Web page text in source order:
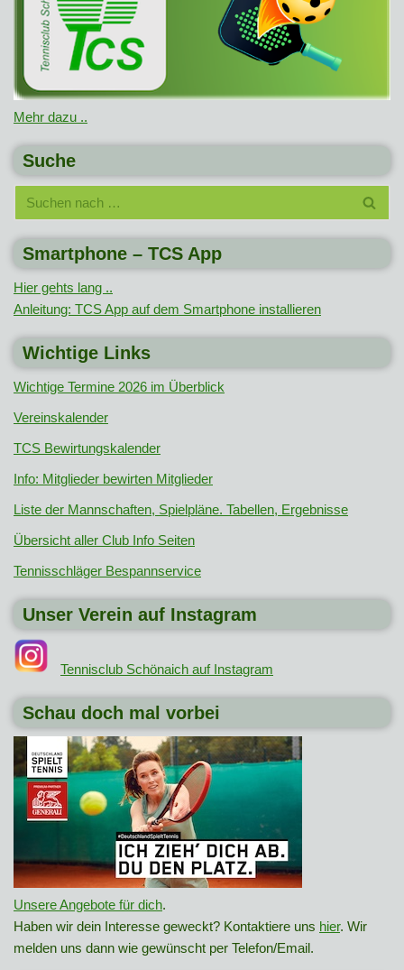
Mehr dazu ..
Suche
Smartphone – TCS App
Hier gehts lang ..
Anleitung: TCS App auf dem Smartphone installieren
Wichtige Links
Wichtige Termine 2026 im Überblick
Vereinskalender
TCS Bewirtungskalender
Info: Mitglieder bewirten Mitglieder
Liste der Mannschaften, Spielpläne. Tabellen, Ergebnisse
Übersicht aller Club Info Seiten
Tennisschläger Bespannservice
Unser Verein auf Instagram
Tennisclub Schönaich auf Instagram
Schau doch mal vorbei
Unsere Angebote für dich.
Haben wir dein Interesse geweckt? Kontaktiere uns hier. Wir
melden uns dann wie gewünscht per Telefon/Email.